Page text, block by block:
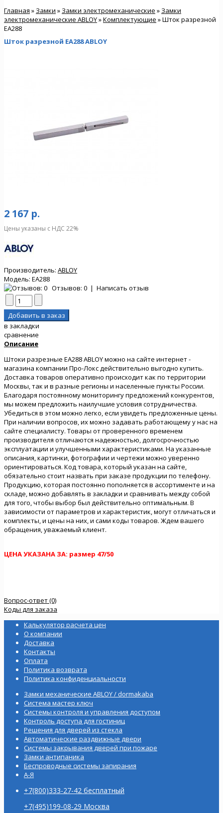
Главная » Замки » Замки электромеханические » Замки
электромеханические ABLOY»Комплектующие » Шток разрезной
EA288
Шток разрезной EA288 ABLOY
2 167 р.
Цены указаны с НДС 22%
Производитель: ABLOY
Модель: EA288
Отзывов: 0 | Написать отзыв
в закладки
сравнение
Описание
Штоки разрезные EA288 ABLOY можно на сайте интернет -
магазина компании Про-Локс действительно выгодно купить.
Доставка товаров оперативно происходит как по территории
Москвы, так и в разные регионы и населенные пункты России.
Благодаря постоянному мониторингу предложений конкурентов,
мы можем предложить наилучшие условия сотрудничества.
Убедиться в этом можно легко, если увидеть предложенные цены.
При наличии вопросов, их можно задавать работающему у нас на
сайте специалисту. Товары от проверенного временем
производителя отличаются надежностью, долгосрочностью
эксплуатации и улучшенными характеристиками. На указанные
описания, картинки, фотографии и чертежи можно уверенно
ориентироваться. Код товара, который указан на сайте,
обязательно стоит назвать при заказе продукции по телефону.
Продукцию, которая постоянно пополняется в ассортименте и на
складе, можно добавлять в закладки и сравнивать между собой
для того, чтобы выбор был действительно оптимальным. В
зависимости от параметров и характеристик, могут отличаться и
комплекты, и цены на них, и сами коды товаров. Ждем вашего
обращения, уважаемый клиент.
ЦЕНА УКАЗАНА ЗА: размер 47/50
Вопрос-ответ (0)
Коды для заказа
Калькулятор расчета цен
О компании
Доставка
Контакты
Оплата
Политика возврата
Политика конфиденциальности
Замки механические ABLOY / dormakaba
Система мастер ключ
Системы контроля и управления доступом
Контроль доступа для гостиниц
Решения для дверей из стекла
Автоматические раздвижные двери
Системы закрывания дверей при пожаре
Замки антипаника
Беспроводные системы запирания
А-Я
+7(800)333-27-42 бесплатный
+7(495)199-08-29 Москва